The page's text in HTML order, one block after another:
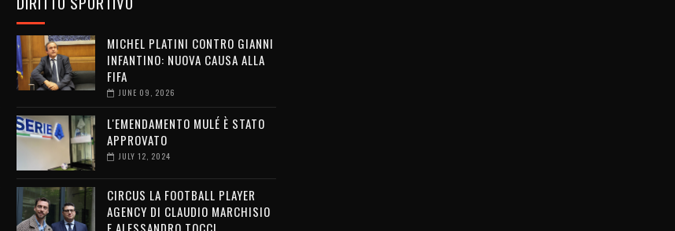
MICHEL PLATINI CONTRO GIANNI
INFANTINO: NUOVA CAUSA ALLA
FIFA
JUNE 09, 2026
L'EMENDAMENTO MULÉ È STATO
APPROVATO
JULY 12, 2024
CIRCUS LA FOOTBALL PLAYER
AGENCY DI CLAUDIO MARCHISIO